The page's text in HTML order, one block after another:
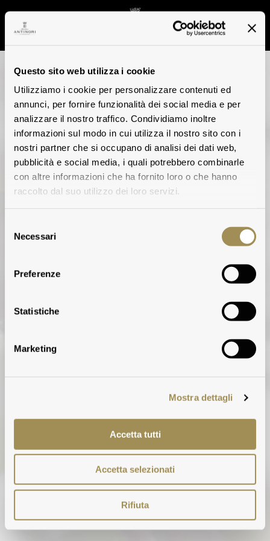
Questo sito web utilizza i cookie
Utilizziamo i cookie per personalizzare contenuti ed
annunci, per fornire funzionalità dei social media e per
analizzare il nostro traffico. Condividiamo inoltre
informazioni sul modo in cui utilizza il nostro sito con i
nostri partner che si occupano di analisi dei dati web,
pubblicità e social media, i quali potrebbero combinarle
con altre informazioni che ha fornito loro o che hanno
raccolto dal suo utilizzo dei loro servizi.
delNecessari
Preferenze
Statistiche
Marketing
Mostra dettagli
Accetta tutti
Accetta selezionati
Rifiuta